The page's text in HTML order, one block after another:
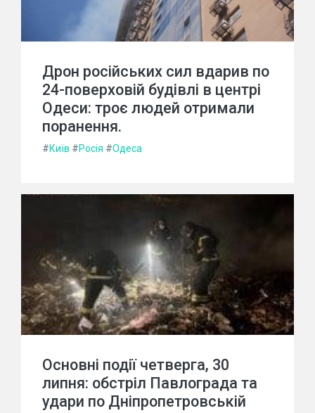
Дрон російських сил вдарив по
24-поверховій будівлі в центрі
Одеси: троє людей отримали
поранення.
#Київ #Росія #Одеса
Основні події четверга, 30
липня: обстріл Павлограда та
удари по Дніпропетровській